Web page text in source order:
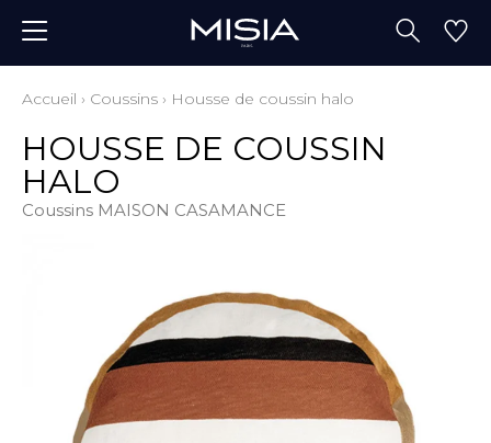
Accueil › Coussins › Housse de coussin halo
HOUSSE DE COUSSIN
HALO
Coussins MAISON CASAMANCE